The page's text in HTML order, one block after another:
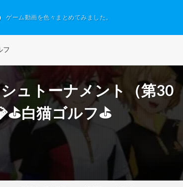
ゲーム動画を色々まとめてみました。
フ
ュトーナメント（第30
白猫ゴルフ⛳